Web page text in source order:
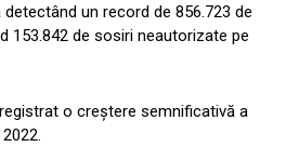
un record de 856.723 de
153.842 de sosiri neautorizate pe
o creștere semnificativă a